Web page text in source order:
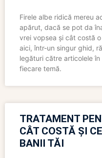
Firele albe ridică mereu
apărut, dacă se pot da
vrei vopsea și cât costă
aici, într-un singur ghid,
legături către articolele
fiecare temă.
TRATAMENT
CÂT COSTĂ ȘI
BANII TĂI